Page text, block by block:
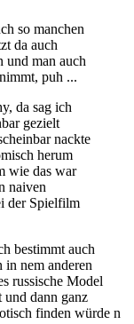
so manchen
da auch
und man auch
puh ...
da sag ich
gezielt
nackte
herum
wie das war
naiven
der Spielfilm
bestimmt auch
in nem anderen
russische Model
und dann ganz
finden würde n